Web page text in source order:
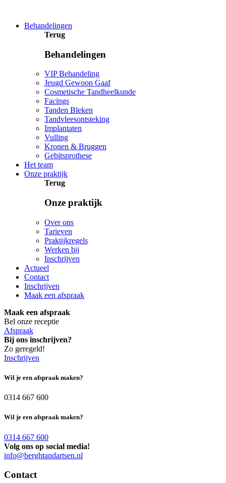
Behandelingen
Terug
Behandelingen
VIP Behandeling
Jeugd Gewoon Gaaf
Cosmetische Tandheelkunde
Facings
Tanden Bleken
Tandvleesontsteking
Implantaten
Vulling
Kronen & Bruggen
Gebitsprothese
Het team
Onze praktijk
Terug
Onze praktijk
Over ons
Tarieven
Praktijkregels
Werken bij
Inschrijven
Actueel
Contact
Inschrijven
Maak een afspraak
Maak een afspraak
Bel onze receptie
Afspraak
Bij ons inschrijven?
Zo geregeld!
Inschrijven
Wil je een afspraak maken?
0314 667 600
Wil je een afspraak maken?
0314 667 600
Volg ons op social media!
info@berghtandartsen.nl
Contact